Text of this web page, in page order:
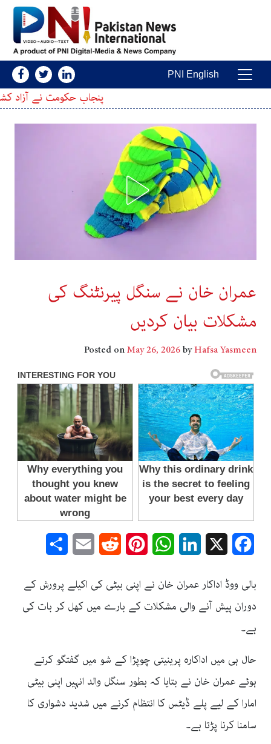
Main Navigation
PNI English
پنجاب حکومت نے آزاد کشمیر کے طلبہ
عمران خان نے سنگل پیرنٹنگ کی
مشکلات بیان کردیں
Posted onMay 26, 2026byHafsa Yasmeen
Facebook
LinkedIn
WhatsApp
Pinterest
Reddit
Email
بالی ووڈ اداکار عمران خان نے اپنی بیٹی کی اکیلے پرورش کے
دوران پیش آنے والی مشکلات کے بارے میں کھل کر بات کی
ہے۔
حال ہی میں اداکارہ پرینیتی چوپڑا کے شو میں گفتگو کرتے
ہوئے عمران خان نے بتایا کہ بطور سنگل والد انہیں اپنی بیٹی
امارا کے لیے پلے ڈیٹس کا انتظام کرنے میں شدید دشواری کا
سامنا کرنا پڑتا ہے۔